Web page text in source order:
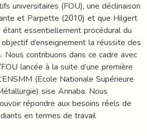
universitaires (FOU), une déclinaison
et Parpette (2010) et que Hilgert
essentiellement procédural du
d’enseignement la réussite des
Nous contribuons dans ce cadre avec
lancée à la suite d’une première
(Ecole Nationale Supérieure
sise Annaba. Nous
répondre aux besoins réels de
en termes de travail